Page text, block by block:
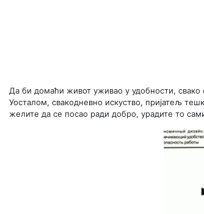
Да би домаћи живот уживао у удобности, свако
Уосталом, свакодневно искуство, пријатељ
желите да се посао ради добро, урадите то